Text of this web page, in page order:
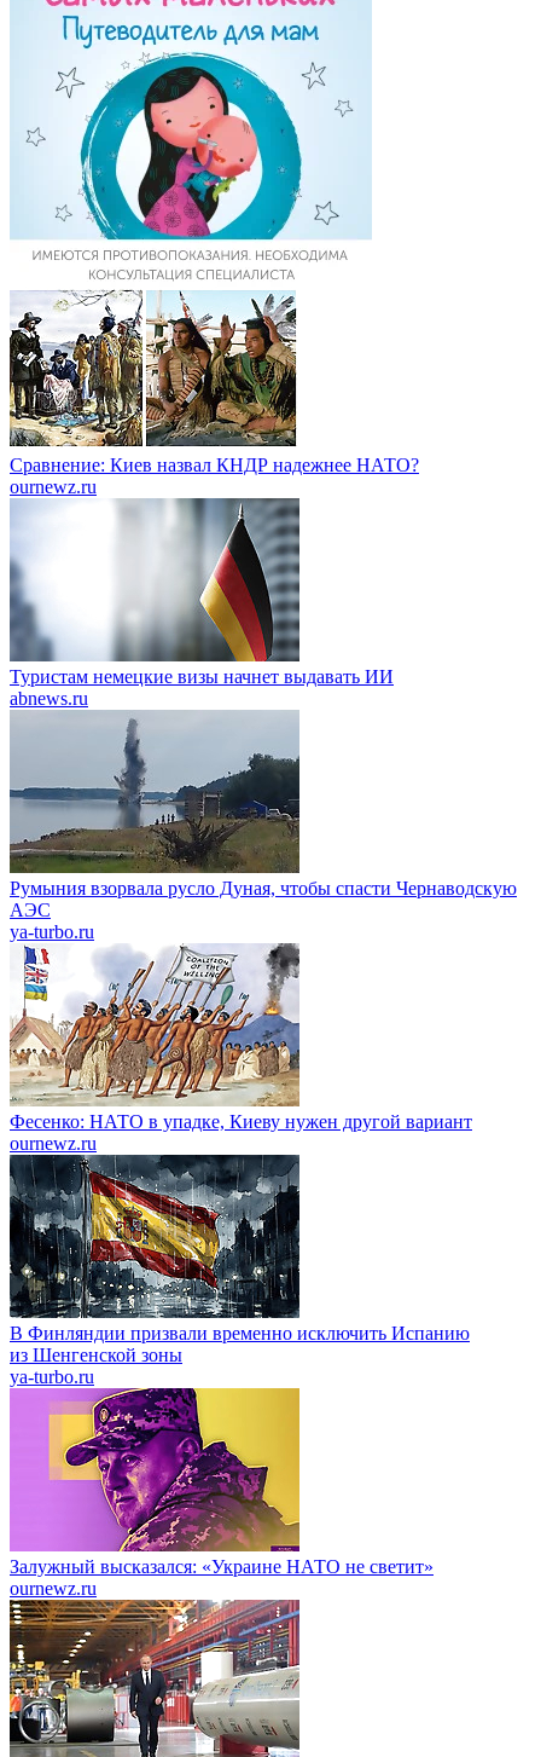
Сравнение: Киев назвал КНДР надежнее НАТО?
ournewz.ru
Туристам немецкие визы начнет выдавать ИИ
abnews.ru
Румыния взорвала русло Дуная, чтобы спасти Чернаводскую
АЭС
ya-turbo.ru
Фесенко: НАТО в упадке, Киеву нужен другой вариант
ournewz.ru
В Финляндии призвали временно исключить Испанию
из Шенгенской зоны
ya-turbo.ru
Залужный высказался: «Украине НАТО не светит»
ournewz.ru